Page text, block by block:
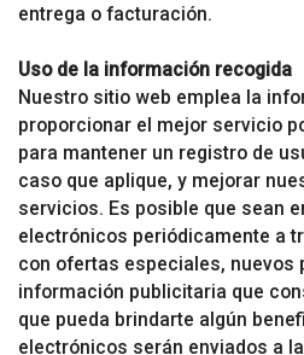
entrega o facturación.
Uso de la información recogida
Nuestro sitio web emplea la
proporcionar el mejor servicio
para mantener un registro de
caso que aplique, y mejorar
servicios. Es posible que sean
electrónicos periódicamente a
con ofertas especiales, nuevos
información publicitaria que
que pueda brindarte algún
electrónicos serán enviados a